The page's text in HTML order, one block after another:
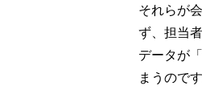
それらが
ず、担当
データが
まうので